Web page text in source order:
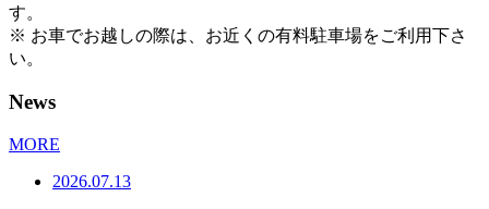
す。
※ お車でお越しの際は、お近くの有料駐車場をご利用下さ
い。
News
MORE
2026.07.13